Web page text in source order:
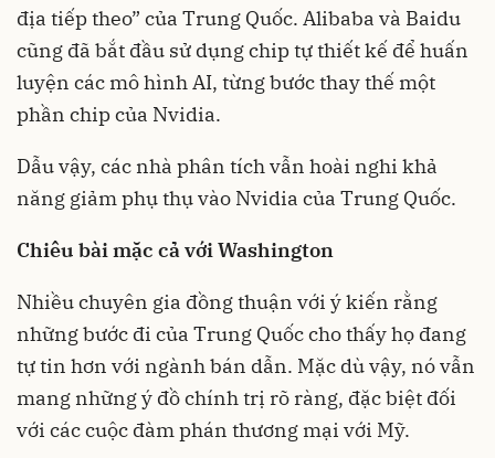
địa tiếp theo” của Trung Quốc. Alibaba và Baidu
cũng đã bắt đầu sử dụng chip tự thiết kế để huấn
luyện các mô hình AI, từng bước thay thế một
phần chip của Nvidia.
Dẫu vậy, các nhà phân tích vẫn hoài nghi khả
năng giảm phụ thụ vào Nvidia của Trung Quốc.
Chiêu bài mặc cả với Washington
Nhiều chuyên gia đồng thuận với ý kiến rằng
những bước đi của Trung Quốc cho thấy họ đang
tự tin hơn với ngành bán dẫn. Mặc dù vậy, nó vẫn
mang những ý đồ chính trị rõ ràng, đặc biệt đối
với các cuộc đàm phán thương mại với Mỹ.